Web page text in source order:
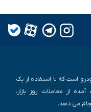
است که با استفاده از یک
از معاملات روز بازار،
می دهد.